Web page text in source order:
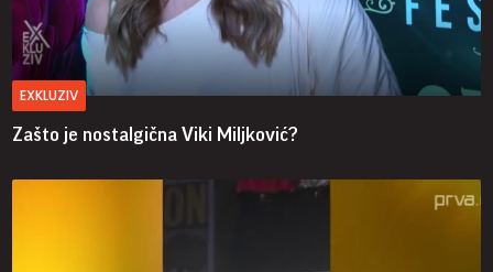
EXKLUZIV
Zašto je nostalgična Viki Miljković?